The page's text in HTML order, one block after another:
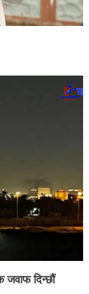
जवाफ दिन्छौं